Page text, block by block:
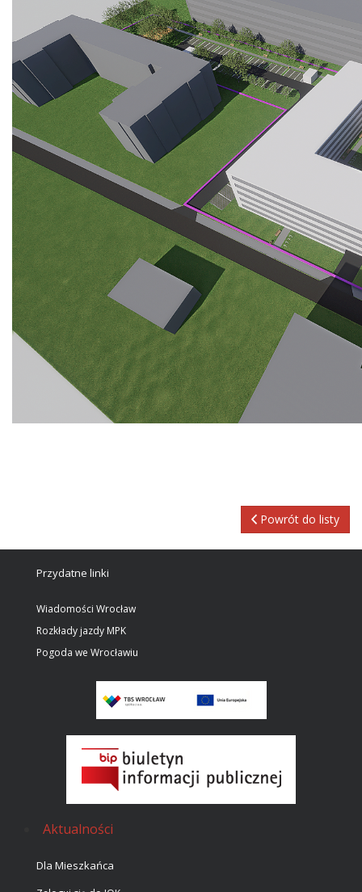
Powrót do listy
Przydatne linki
Wiadomości Wrocław
Rozkłady jazdy MPK
Pogoda we Wrocławiu
Aktualności
Dla Mieszkańca